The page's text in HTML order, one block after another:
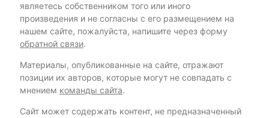
являетесь собственником того или иного
произведения и не согласны с его размещением на
нашем сайте, пожалуйста, напишите через форму
обратной связи.
Материалы, опубликованные на сайте, отражают
позиции их авторов, которые могут не совпадать с
мнением команды сайта.
Сайт может содержать контент, не предназначенный